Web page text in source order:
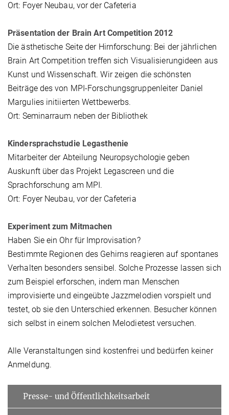
Ort: Foyer Neubau, vor der Cafeteria
Präsentation der Brain Art Competition 2012
Die ästhetische Seite der Hirnforschung: Bei der jährlichen
Brain Art Competition treffen sich Visualisierungideen aus
Kunst und Wissenschaft. Wir zeigen die schönsten
Beiträge des von MPI-Forschungsgruppenleiter Daniel
Margulies initiierten Wettbewerbs.
Ort: Seminarraum neben der Bibliothek
Kindersprachstudie Legasthenie
Mitarbeiter der Abteilung Neuropsychologie geben
Auskunft über das Projekt Legascreen und die
Sprachforschung am MPI.
Ort: Foyer Neubau, vor der Cafeteria
Experiment zum Mitmachen
Haben Sie ein Ohr für Improvisation?
Bestimmte Regionen des Gehirns reagieren auf spontanes
Verhalten besonders sensibel. Solche Prozesse lassen sich
zum Beispiel erforschen, indem man Menschen
improvisierte und eingeübte Jazzmelodien vorspielt und
testet, ob sie den Unterschied erkennen. Besucher können
sich selbst in einem solchen Melodietest versuchen.
Alle Veranstaltungen sind kostenfrei und bedürfen keiner
Anmeldung.
Presse- und Öffentlichkeitsarbeit